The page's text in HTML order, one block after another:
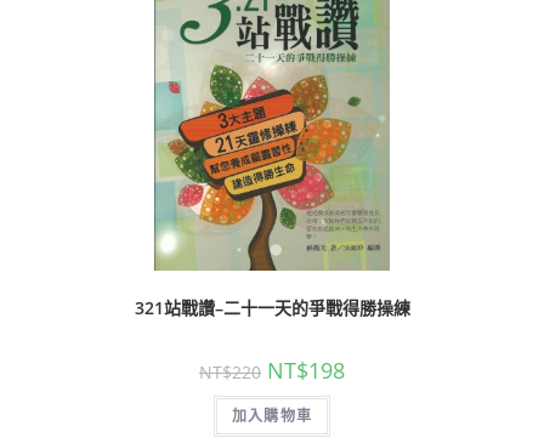
321站戰讚–二十一天的爭戰得勝操練
NT$220 NT$198
加入購物車